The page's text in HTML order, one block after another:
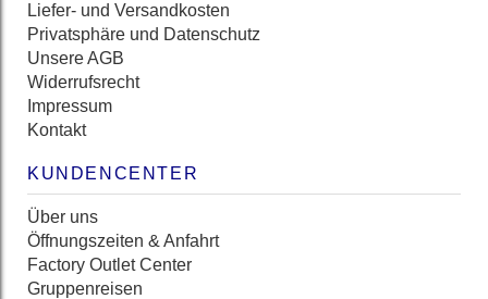
Liefer- und Versandkosten
Privatsphäre und Datenschutz
Unsere AGB
Widerrufsrecht
Impressum
Kontakt
KUNDENCENTER
Über uns
Öffnungszeiten & Anfahrt
Factory Outlet Center
Gruppenreisen